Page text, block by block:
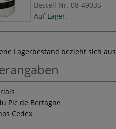
Bestell-Nr. 08-49035
Auf Lager.
Lagerbestand bezieht sich
Pic de Bertagne
Cedex